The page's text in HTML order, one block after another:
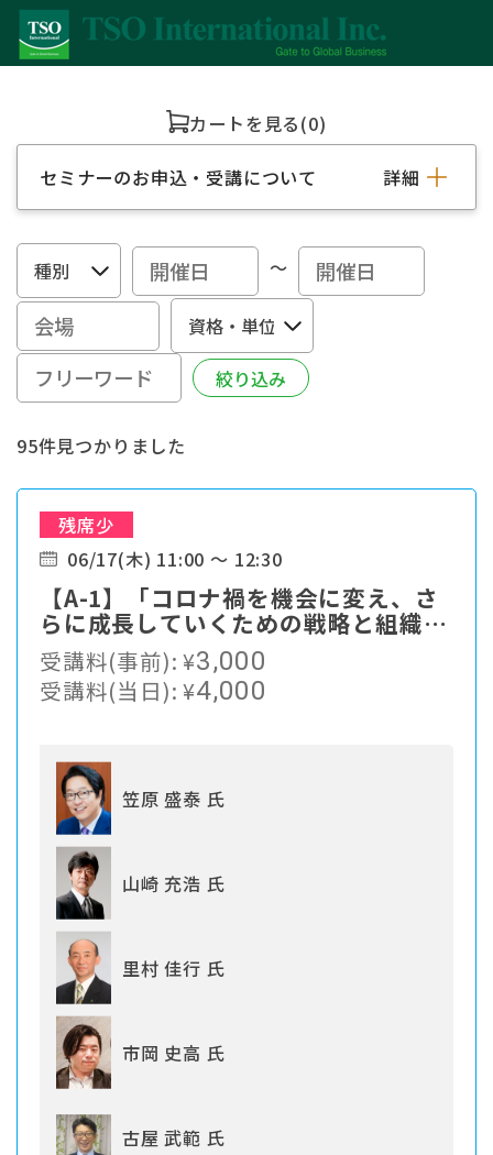
カートを見る(0)
セミナーのお申込・受講について 詳細
～
95件見つかりました
残席少
06/17(木) 11:00 ～ 12:30
【A-1】「コロナ禍を機会に変え、さ
らに成長していくための戦略と組織づ
くり」
受講料(事前):¥3,000
受講料(当日):¥4,000
笠原 盛泰 氏
山崎 充浩 氏
里村 佳行 氏
市岡 史高 氏
古屋 武範 氏